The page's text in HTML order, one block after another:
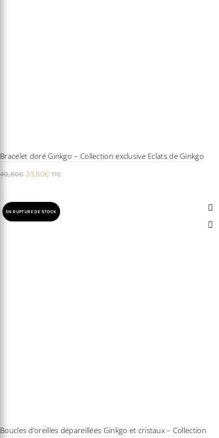
Bracelet doré Ginkgo – Collection exclusive Eclats de Ginkgo
40,80€ Le
était :
40,80€.
33,60€ Le
est :
33,60€.
TTC
EN RUPTURE DE STOCK
Boucles d’oreilles dépareillées Ginkgo et cristaux – Collection